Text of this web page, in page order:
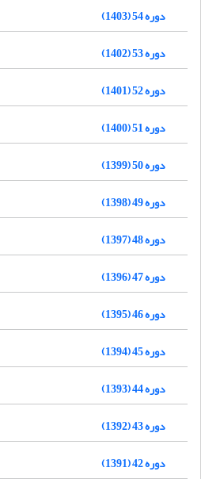
دوره 54 (1403)
دوره 53 (1402)
دوره 52 (1401)
دوره 51 (1400)
دوره 50 (1399)
دوره 49 (1398)
دوره 48 (1397)
دوره 47 (1396)
دوره 46 (1395)
دوره 45 (1394)
دوره 44 (1393)
دوره 43 (1392)
دوره 42 (1391)